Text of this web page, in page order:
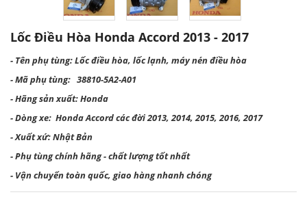
Lốc Điều Hòa Honda Accord 2013 - 2017
- Tên phụ tùng: Lốc điều hòa, lốc lạnh, máy nén điều hòa
- Mã phụ tùng: 38810-5A2-A01
- Hãng sản xuất: Honda
- Dòng xe: Honda Accord các đời 2013, 2014, 2015, 2016, 2017
- Xuất xứ: Nhật Bản
- Phụ tùng chính hãng - chất lượng tốt nhất
- Vận chuyển toàn quốc, giao hàng nhanh chóng